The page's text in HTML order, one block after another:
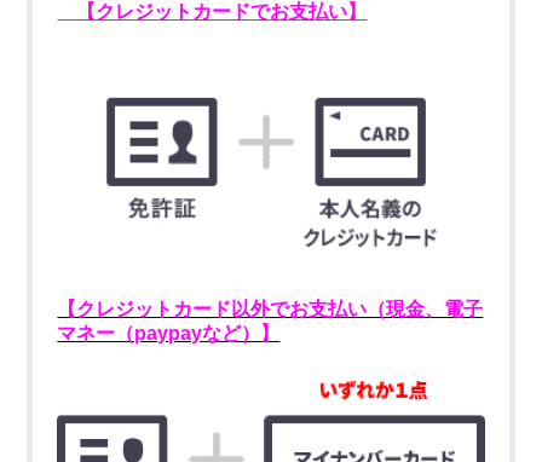
【クレジットカードでお支払い】
【クレジットカード以外でお支払い（現金、電子
マネー（paypayなど）】